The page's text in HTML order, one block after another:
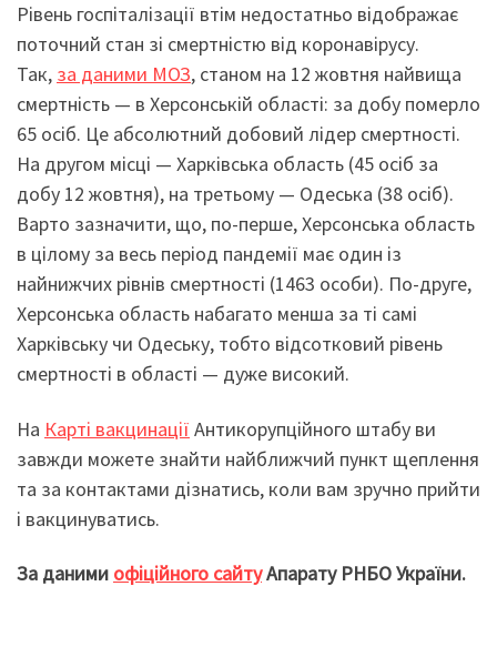
Рівень госпіталізації втім недостатньо відображає
поточний стан зі смертністю від коронавірусу.
Так, за даними МОЗ, станом на 12 жовтня найвища
смертність — в Херсонській області: за добу померло
65 осіб. Це абсолютний добовий лідер смертності.
На другом місці — Харківська область (45 осіб за
добу 12 жовтня), на третьому — Одеська (38 осіб).
Варто зазначити, що, по-перше, Херсонська область
в цілому за весь період пандемії має один із
найнижчих рівнів смертності (1463 особи). По-друге,
Херсонська область набагато менша за ті самі
Харківську чи Одеську, тобто відсотковий рівень
смертності в області — дуже високий.
На Карті вакцинації Антикорупційного штабу ви
завжди можете знайти найближчий пункт щеплення
та за контактами дізнатись, коли вам зручно прийти
і вакцинуватись.
За даними офіційного сайтуАпарату РНБО України.